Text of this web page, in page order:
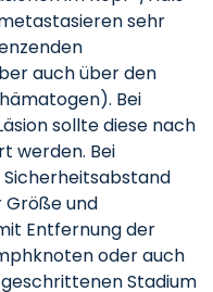
sehr
auch über den
Bei
sollte diese nach
werden. Bei
Größe und
Entfernung der
oder auch
Stadium